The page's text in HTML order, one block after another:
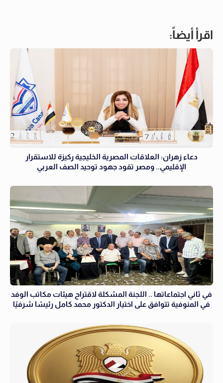
اقرأ أيضاً:
دعاء زهران: العلاقات المصرية الخليجية ركيزة للاستقرار
الإقليمي.. ومصر تقود جهود توحيد الصف العربي
في ثاني اجتماعاتها .. اللجنة المشكلة لاقتراح هيئات مكاتب الوفد
في المنوفية تتوافق على اختيار الدكتور محمد كامل رئيسًا شرفيًا